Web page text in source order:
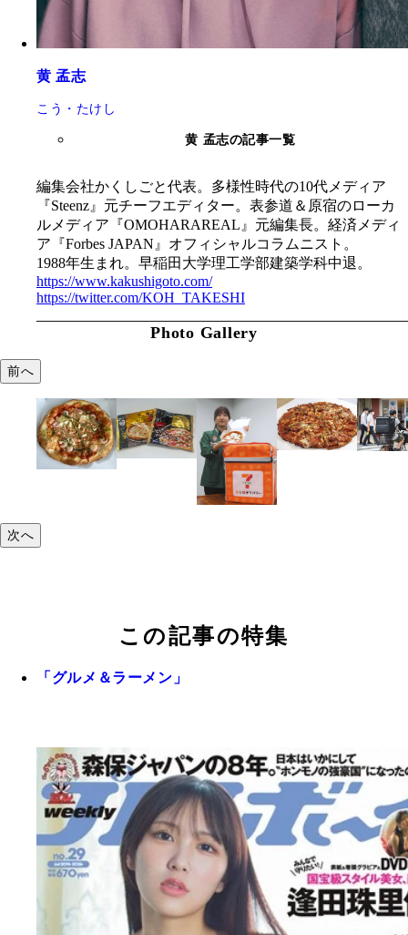
黄 孟志
こう・たけし
黄 孟志の記事一覧
編集会社かくしごと代表。多様性時代の10代メディア
『Steenz』元チーフエディター。表参道＆原宿のローカ
ルメディア『OMOHARAREAL』元編集長。経済メディ
ア『Forbes JAPAN』オフィシャルコラムニスト。
1988年生まれ。早稲田大学理工学部建築学科中退。
https://www.kakushigoto.com/
https://twitter.com/KOH_TAKESHI
Photo Gallery
前へ
次へ
この記事の特集
「グルメ＆ラーメン」